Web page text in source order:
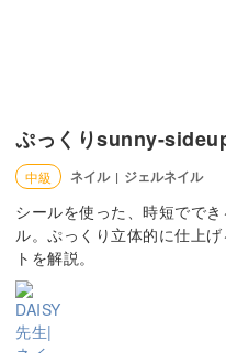
ぷっくりsunny-
中級 ネイル | ジェルネイル
シールを使った、時短でで
ル。ぷっくり立体的に仕上
トを解説。